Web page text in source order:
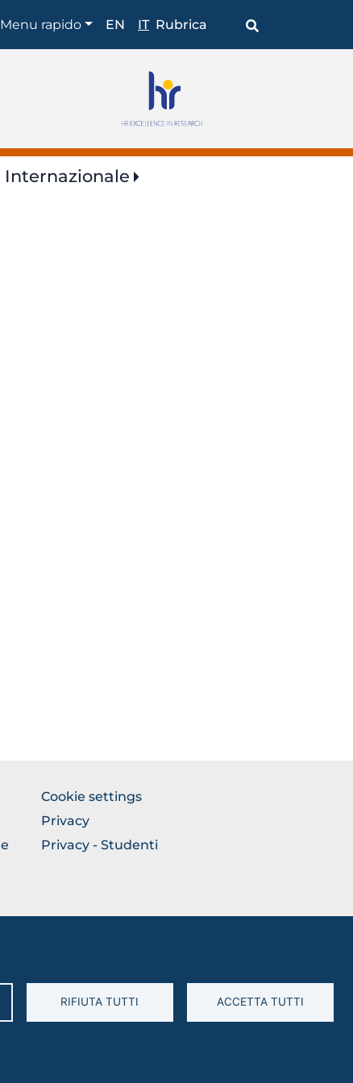
Shortcuts
Menu rapido EN IT Rubrica
Internazionale
RIFIUTA TUTTI ACCETTA TUTTI
FOOTER
COLONNA
DESTRA
Cookie settings
Privacy
Privacy - Studenti
• Partita IVA: 03016180717